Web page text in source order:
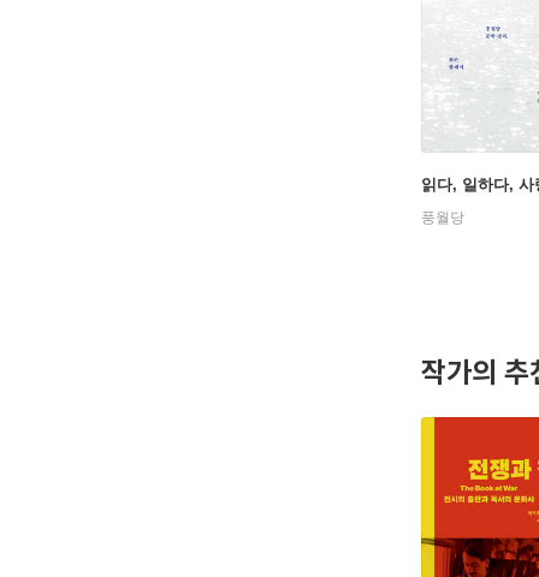
읽다, 일하다, 사
풍월당
작가의 추